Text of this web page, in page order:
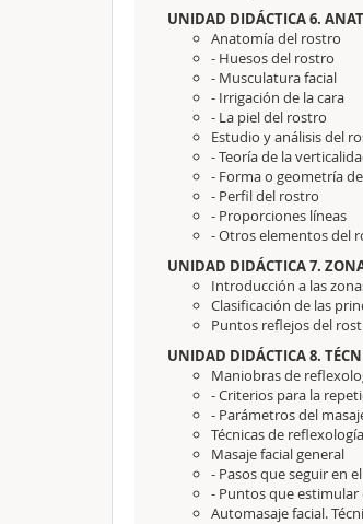
UNIDAD DIDÁCTICA 6.
Anatomía del rostro
- Huesos del rostro
- Musculatura facial
- Irrigación de la cara
- La piel del rostro
Estudio y análisis del
- Teoría de la
- Forma o geometría
- Perfil del rostro
- Proporciones líneas
- Otros elementos del
UNIDAD DIDÁCTICA 7.
Introducción a las
Clasificación de las
Puntos reflejos del
UNIDAD DIDÁCTICA 8.
Maniobras de
- Criterios para la
- Parámetros del
Técnicas de
Masaje facial general
- Pasos que seguir en
- Puntos que estimular
Automasaje facial.